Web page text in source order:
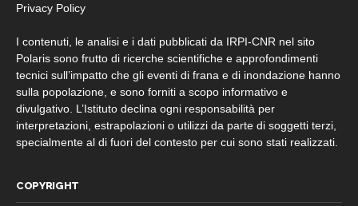
Privacy Policy
I contenuti, le analisi e i dati pubblicati da IRPI-CNR nel sito
Polaris sono frutto di ricerche scientifiche e approfondimenti
tecnici sull’impatto che gli eventi di frana e di inondazione hanno
sulla popolazione, e sono forniti a scopo informativo e
divulgativo. L’Istituto declina ogni responsabilità per
interpretazioni, estrapolazioni o utilizzi da parte di soggetti terzi,
specialmente al di fuori del contesto per cui sono stati realizzati.
COPYRIGHT